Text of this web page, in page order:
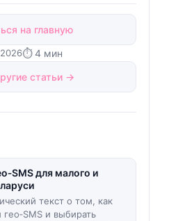
на главную
⏱ 4 мин
статьи →
для малого и
текст о том, как
и выбирать